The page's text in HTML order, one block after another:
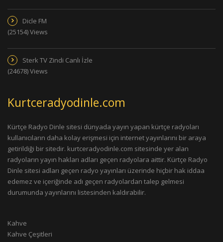
Dicle FM
(25154) Views
Sterk TV Zindi Canlı İzle
(24678) Views
Kurtceradyodinle.com
Kürtçe Radyo Dinle sitesi dünyada yayın yapan kürtçe radyoları
kullanıcıların daha kolay erişmesi için internet yayınlarını bir araya
getirildiği bir sitedir. kurtceradyodinle.com sitesinde yer alan
radyoların yayın hakları adları geçen radyolara aittir. Kürtçe Radyo
Dinle sitesi adları geçen radyo yayınları üzerinde hiçbir hak iddaa
edemez ve içeriğinde adı geçen radyolardan talep gelmesi
durumunda yayınlarını listesinden kaldırabilir.
Kahve
Kahve Çeşitleri